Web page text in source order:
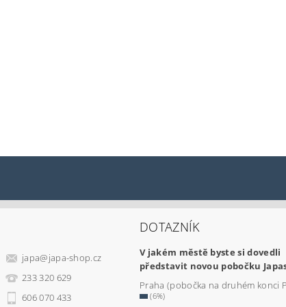
japa@japa-shop.cz
233 320 629
606 070 433
DOTAZNÍK
V jakém městě byste si dovedli
představit novou pobočku
Praha (pobočka na druhém konci
(6%)